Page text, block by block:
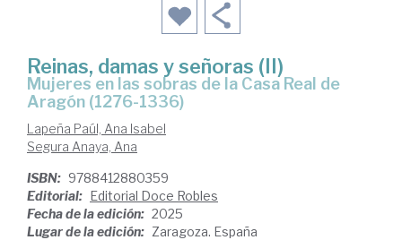
Reinas, damas y señoras (II)
Mujeres en las sobras de la Casa Real de
Aragón (1276-1336)
Lapeña Paúl, Ana Isabel
Segura Anaya, Ana
ISBN: 9788412880359
Editorial: Editorial Doce Robles
Fecha de la edición: 2025
Lugar de la edición: Zaragoza. España